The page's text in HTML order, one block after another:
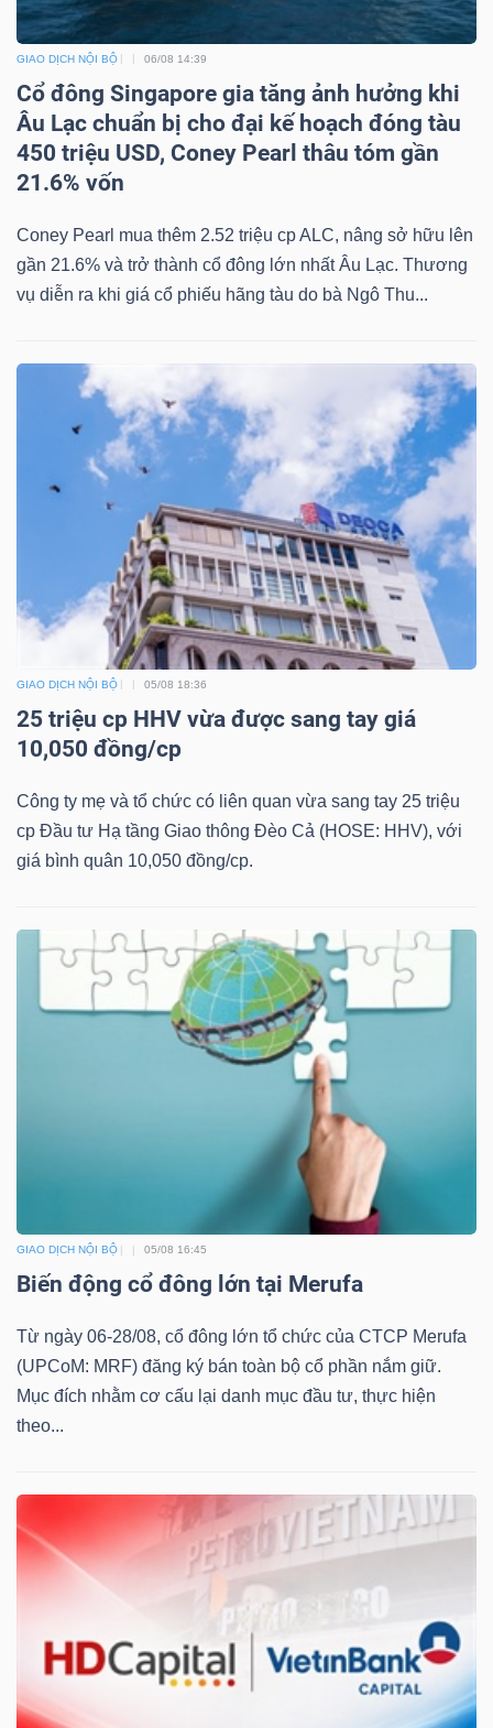
GIAO DỊCH NỘI BỘ 06/08 14:39
Cổ đông Singapore gia tăng ảnh hưởng khi
Âu Lạc chuẩn bị cho đại kế hoạch đóng tàu
450 triệu USD, Coney Pearl thâu tóm gần
21.6% vốn
Coney Pearl mua thêm 2.52 triệu cp ALC, nâng sở hữu lên
gần 21.6% và trở thành cổ đông lớn nhất Âu Lạc. Thương
vụ diễn ra khi giá cổ phiếu hãng tàu do bà Ngô Thu...
GIAO DỊCH NỘI BỘ 05/08 18:36
25 triệu cp HHV vừa được sang tay giá
10,050 đồng/cp
Công ty mẹ và tổ chức có liên quan vừa sang tay 25 triệu
cp Đầu tư Hạ tầng Giao thông Đèo Cả (HOSE: HHV), với
giá bình quân 10,050 đồng/cp.
GIAO DỊCH NỘI BỘ 05/08 16:45
Biến động cổ đông lớn tại Merufa
Từ ngày 06-28/08, cổ đông lớn tổ chức của CTCP Merufa
(UPCoM: MRF) đăng ký bán toàn bộ cổ phần nắm giữ.
Mục đích nhằm cơ cấu lại danh mục đầu tư, thực hiện
theo...
YẾU
TIÊU
DÙNG
YẾU
CHĂM
SỨC
TÀI
CHÍNH
CÔNG
NGHỆ
THÔNG
TIN
ÍCH
BẤT
chứng
khoán
Tất cả Cổ phiếu Chỉ số Chứng chỉ quỹ Chứng
Lãnh